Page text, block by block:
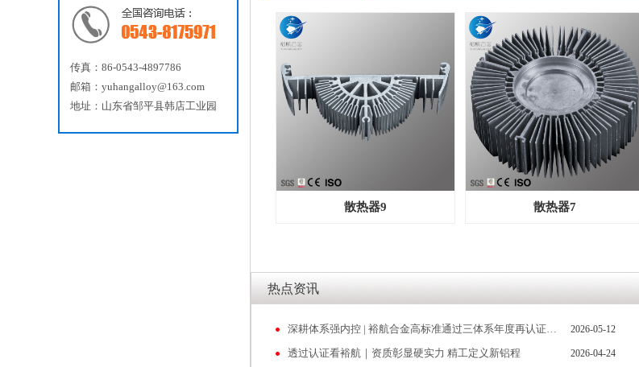
传真：86-0543-4897786
邮箱：yuhangalloy@163.com
地址：山东省邹平县韩店工业园
散热器9 散热器7
热点资讯
2026-05-12
深耕体系强内控 | 裕航合金高标准通过三体系年度再认证审核
2026-04-24
透过认证看裕航｜资质彰显硬实力 精工定义新铝程